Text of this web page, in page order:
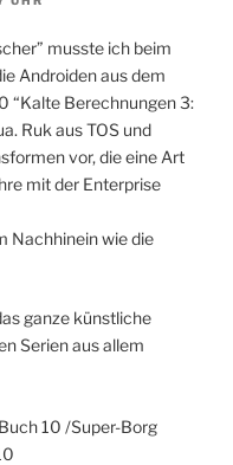
musste ich beim
Androiden aus dem
“Kalte Berechnungen 3:
Ruk aus TOS und
vor, die eine Art
mit der Enterprise
Nachhinein wie die
ganze künstliche
Serien aus allem
10 /Super-Borg